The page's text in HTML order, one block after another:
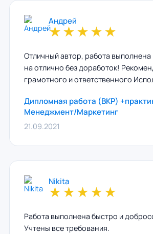
Андрей
★★★★★
Отличный автор, работа
на отлично без доработок!
грамотного и ответственного
Дипломная работа (ВКР)
Менеджмент/Маркетинг
21.09.2021
Nikita
★★★★★
Работа выполнена быстро и
Учтены все требования.